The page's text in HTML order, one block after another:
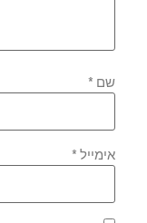
שם*
אימייל*